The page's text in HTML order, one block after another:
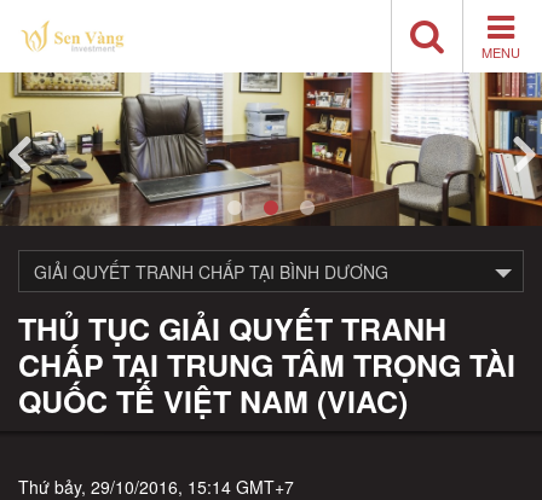
MENU
GIẢI QUYẾT TRANH CHẤP TẠI BÌNH DƯƠNG
THỦ TỤC GIẢI QUYẾT TRANH
CHẤP TẠI TRUNG TÂM TRỌNG TÀI
QUỐC TẾ VIỆT NAM (VIAC)
Thứ bảy, 29/10/2016, 15:14 GMT+7